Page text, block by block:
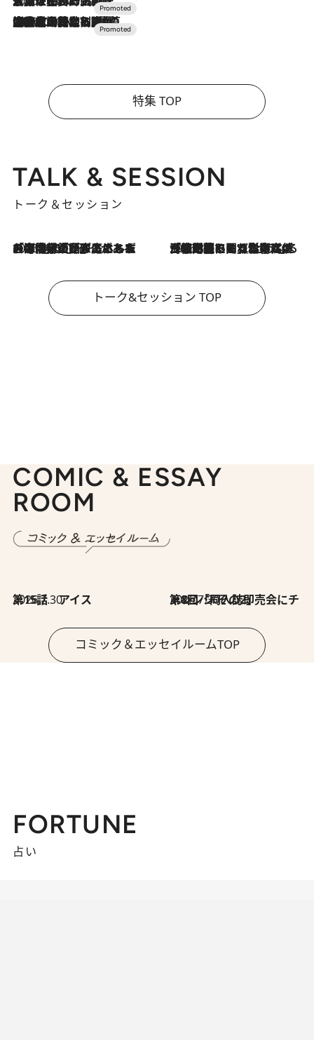
2026.7.10
NEW OPEN！【界 草津】名湯の地に誕生。趣の異なる2種の温泉と上州ならではの会席・蕎麦割烹など美食を味わう究極の癒やし旅
特集 TOP
TALK & SESSION
トーク＆セッション
2026.8.3
「今後値上げがあるとすれば…」「リスクがあるのは今年の冬」エネルギー専門家が語る、ホルムズ海峡封鎖が家庭にもたらす“ある心配” 2026.8.3
「住宅建てられない…」「サーチャージ料の高値が続いている」ホルムズ海峡封鎖による影響はいつまで続く？《エネルギー専門家に聞く“どうなる日本の暮らし”》
トーク&セッション TOP
COMIC & ESSAY
ROOM
2026.7.30
第15話 アイス 2026.7.30
第8回「同人誌即売会にチャレンジ その2」
コミック＆エッセイルームTOP
FORTUNE
占い